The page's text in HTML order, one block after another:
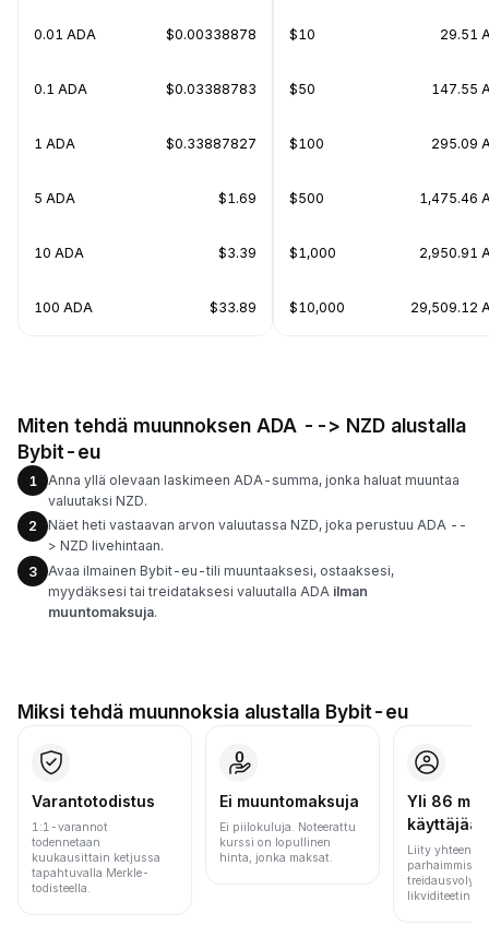
0.01 ADA $0.00338878
0.1 ADA $0.03388783
1 ADA $0.33887827
5 ADA $1.69
10 ADA $3.39
100 ADA $33.89
$10 29.51
$50 147.55
$100 295.09
$500 1,475.46
$1,000 2,950.91
$10,000 29,509.12
Miten tehdä muunnoksen ADA --> NZD alustalla
Bybit-eu
1
Anna yllä olevaan laskimeen ADA-summa, jonka haluat muuntaa
valuutaksi NZD.
2
Näet heti vastaavan arvon valuutassa NZD, joka perustuu ADA --
> NZD livehintaan.
3
Avaa ilmainen Bybit-eu-tili muuntaaksesi, ostaaksesi,
myydäksesi tai treidataksesi valuutalla ADA ilman
muuntomaksuja.
Miksi tehdä muunnoksia alustalla Bybit-eu
Varantotodistus
1:1-varannot
todennetaan
kuukausittain ketjussa
tapahtuvalla Merkle-
todisteella.
Ei muuntomaksuja
Ei piilokuluja. Noteerattu
kurssi on lopullinen
hinta, jonka maksat.
Yli 86 milj.
käyttäjää
Liity yhteen
parhaimmista
likviditeetin